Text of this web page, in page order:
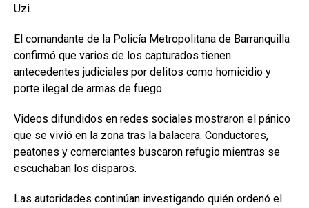
Uzi.
El comandante de la Policía Metropolitana de Barranquilla
confirmó que varios de los capturados tienen
antecedentes judiciales por delitos como homicidio y
porte ilegal de armas de fuego.
Videos difundidos en redes sociales mostraron el pánico
que se vivió en la zona tras la balacera. Conductores,
peatones y comerciantes buscaron refugio mientras se
escuchaban los disparos.
Las autoridades continúan investigando quién ordenó el